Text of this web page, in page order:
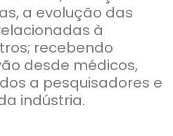
a evolução das
à
recebendo
desde médicos,
a pesquisadores e
indústria.